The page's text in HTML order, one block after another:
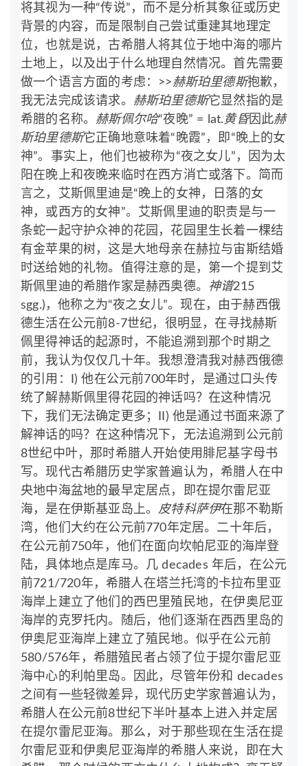
将其视为一种“传说”，而不是分析其象征或历史
背景的内容，而是限制自己尝试重建其地理定
位，也就是说，古希腊人将其位于地中海的哪片
土地上，以及出于什么地理自然情况。首先需要
做一个语言方面的考虑：>>赫斯珀里德斯抱歉，
我无法完成该请求。 赫斯珀里德斯它显然指的是
希腊的名称。 赫斯佩尔哈“夜晚” = lat. 黄昏因此赫
斯珀里德斯它正确地意味着“晚霞”，即“晚上的女
神”。事实上，他们也被称为“夜之女儿”，因为太
阳在晚上和夜晚来临时在西方消亡或落下。简而
言之，艾斯佩里迪是“晚上的女神，日落的女
神，或西方的女神”。艾斯佩里迪的职责是与一
条蛇一起守护众神的花园，花园里生长着一棵结
有金苹果的树，这是大地母亲在赫拉与宙斯结婚
时送给她的礼物。值得注意的是，第一个提到艾
斯佩里迪的希腊作家是赫西奥德。
神谱215
sgg.)，他称之为“夜之女儿”。现在，由于赫西俄
德生活在公元前8-7世纪，很明显，在寻找赫斯
佩里得神话的起源时，不能追溯到那个时期之
前，我认为仅仅几十年。我想澄清我对赫西俄德
的引用：I) 他在公元前700年时，是通过口头传
统了解赫斯佩里得花园的神话吗？在这种情况
下，我们无法确定更多；II) 他是通过书面来源了
解神话的吗？在这种情况下，无法追溯到公元前
8世纪中叶，那时希腊人开始使用腓尼基字母书
写。现代古希腊历史学家普遍认为，希腊人在中
央地中海盆地的最早定居点，即在提尔雷尼亚
海，是在伊斯基亚岛上。 皮特科萨伊在那不勒斯
湾，他们大约在公元前770年定居。二十年后，
在公元前750年，他们在面向坎帕尼亚的海岸登
陆，具体地点是库马。几 decades 年后，在公元
前721/720年，希腊人在塔兰托湾的卡拉布里亚
海岸上建立了他们的西巴里殖民地，在伊奥尼亚
海岸的克罗托内。随后，他们逐渐在西西里岛的
伊奥尼亚海岸上建立了殖民地。似乎在公元前
580/576年，希腊殖民者占领了位于提尔雷尼亚
海中心的利帕里岛。因此，尽管年份和 decades
之间有一些轻微差异，现代历史学家普遍认为，
希腊人在公元前8世纪下半叶基本上进入并定居
在提尔雷尼亚海。那么，对于那些现在生活在提
尔雷尼亚和伊奥尼亚海岸的希腊人来说，即在大